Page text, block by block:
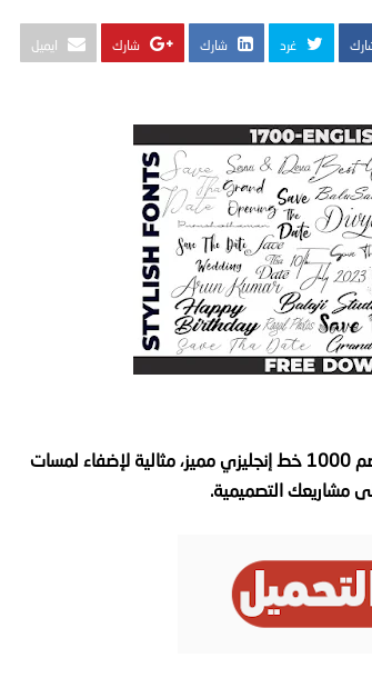
غرد شارك شارك ايميل
تحميل 1000 خط إنجليزي: مجموعة ضخمة تضم 1000 خط إنجليزي مميز، مثالية لإضفاء لمسات
مشاريعك التصميمية.